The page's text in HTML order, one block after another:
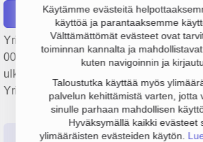
Käytämme evästeitä
käyttöä ja parantaaksemme
Välttämättömät evästeet ovat
toiminnan kannalta ja
kuten navigoinnin ja
Taloustutka käyttää myös
palvelun kehittämistä varten, jotta
sinulle parhaan mahdollisen
Hyväksymällä kaikki evästeet
ylimääräisten evästeiden käytön.
Raportit
Yrityksen MT Mediateko Oy liikevaihto
000 € ja henkilöstömäärä 25. Sen
ulkomainonta, perustamisvuosi 2008 ja
Yrityksen yhtiömuoto Osakeyhtiö (OY).
Perustiedot Tilinpäätösluvut